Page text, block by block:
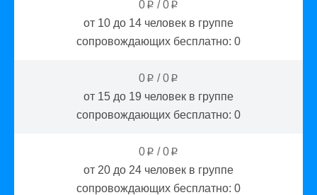
0 p /0 p
от 10 до 14 человек в группе
сопровождающих бесплатно: 0
0 p /0 p
от 15 до 19 человек в группе
сопровождающих бесплатно: 0
0 p /0 p
от 20 до 24 человек в группе
сопровождающих бесплатно: 0